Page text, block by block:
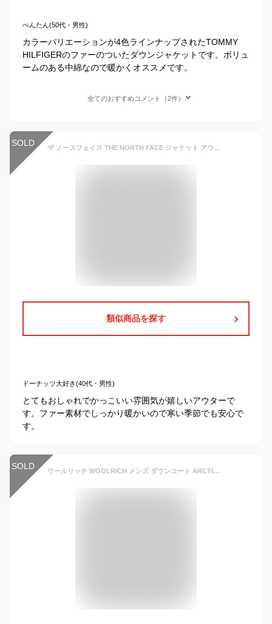
べんたん(50代・男性)
カラーバリエーションが4色ラインナップされたTOMMY
HILFIGERのファーのついたダウンジャケットです。ボリュ
ームのある中綿なので暖かくオススメです。
全てのおすすめコメント（2件）
SOLD ザ ノースフェイス THE NORTH FACE ジャケット アウター ファー付き コート ナイロン 黒 カーキ アウトドア OUTDOOR メンズ レディース ブランド オーバーサイズ おしゃれ かっこいい 人気 秋 冬 大きい 小さい サイズ ユニセックス 男女兼用
類似商品を探す
ドーナッツ大好き(40代・男性)
とてもおしゃれでかっこいい雰囲気が嬉しいアウターで
す。ファー素材でしっかり暖かいので寒い季節でも安心で
す。
SOLD ウールリッチ WOOLRICH メンズ ダウンコート ARCTIC DETACHABLE FUR PARKA CFWOOU0482 MRUT0001-23 ブラック アークティックパーカ アークティックパーカー